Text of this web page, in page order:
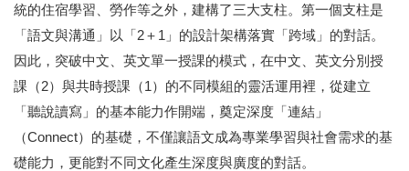
統的住宿學習、勞作等之外，建構了三大支柱。第一個支柱是
「語文與溝通」以「2＋ 1 」的設計架構落實「跨域」的對話。
因此，突破中文、英文單一授課的模式，在中文、英文分別授
課（2）與共時授課（1）的不同模組的靈活運用裡，從建立
「聽說讀寫」的基本能力作開端，奠定深度「連結」
（Connect）的基礎，不僅讓語文成為專業學習與社會需求的基
礎能力，更能對不同文化產生深度與廣度的對話。